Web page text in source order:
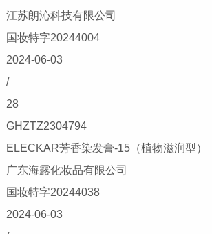
江苏朗沁科技有限公司
国妆特字20244004
2024-06-03
/
28
GHZTZ2304794
ELECKAR芳香染发膏-15（植物滋润型）
广东海露化妆品有限公司
国妆特字20244038
2024-06-03